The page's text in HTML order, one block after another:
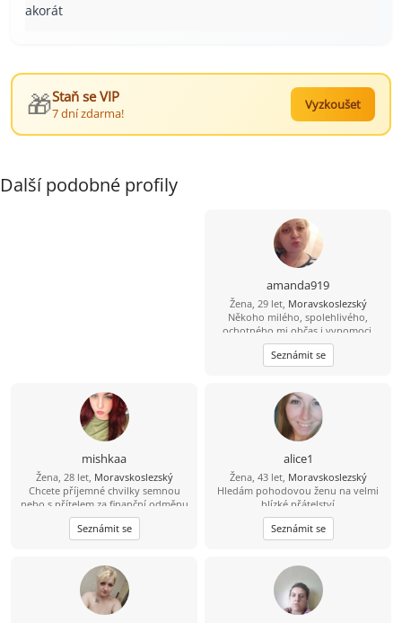
akorát
🎁Staň se VIP
7 dní zdarma!
Vyzkoušet
Další podobné profily
amanda919
Žena, 29 let, Moravskoslezský
Někoho milého, spolehlivého,
ochotného mi občas i vypomoci.
Nebráním se klidně i něčemu
vážnějšímu.
Seznámit se
mishkaa
Žena, 28 let, Moravskoslezský
Chcete příjemné chvilky semnou
nebo s přítelem za finanční odměnu
napište
Seznámit se
alice1
Žena, 43 let, Moravskoslezský
Hledám pohodovou ženu na velmi
blízké přátelství
Seznámit se